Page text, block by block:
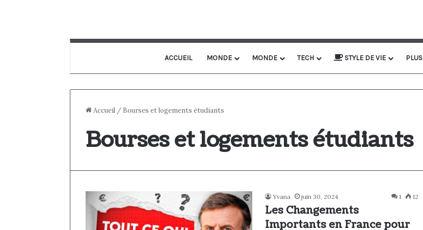
ACCUEIL MONDE MONDE TECH STYLE DE VIE PLUS
Accueil / Bourses et logements étudiants
Bourses et logements étudiants
Yvana juin 30, 2024 1 12
Les Changements
Importants en France pour